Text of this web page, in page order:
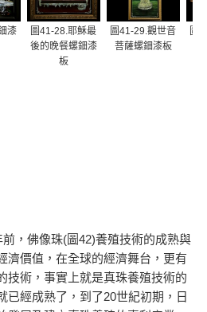
漆
圖41-28.耶穌最
後的晚餐螺鈿漆
板
圖41-29.觀世音
菩薩螺鈿漆板
圖
，佛像珠(圖42)養殖技術的成熟與
濟價值，在全球的經濟舞台，更有
技術，事實上就是真珠養殖技術的
已經成熟了，到了20世紀初期，日